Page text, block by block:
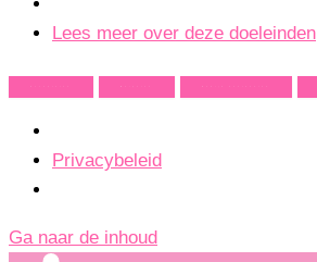
Lees meer over deze doeleinden
Privacybeleid
Ga naar de inhoud